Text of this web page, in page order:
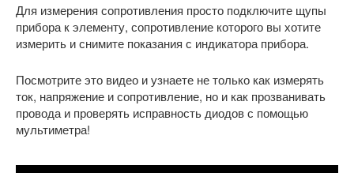
Для измерения сопротивления просто подключите щупы
прибора к элементу, сопротивление которого вы хотите
измерить и снимите показания с индикатора прибора.
Посмотрите это видео и узнаете не только как измерять
ток, напряжение и сопротивление, но и как прозванивать
провода и проверять исправность диодов с помощью
мультиметра!